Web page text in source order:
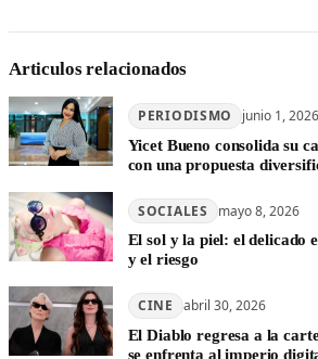
Articulos relacionados
PERIODISMO junio 1, 2026
Yicet Bueno consolida su
con una propuesta
SOCIALES mayo 8, 2026
El sol y la piel: el delicado
y el riesgo
CINE abril 30, 2026
El Diablo regresa a la
se enfrenta al imperio